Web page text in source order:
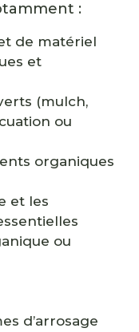
:
de matériel
et
(mulch,
ou
organiques
et les
ou
d’arrosage